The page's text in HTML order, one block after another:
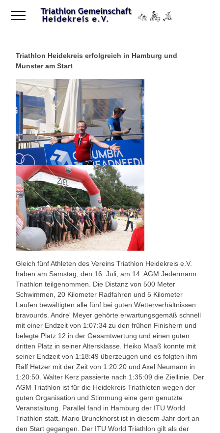
Mobile Menu Toggle
Triathlon Heidekreis erfolgreich in Hamburg und
Munster am Start
Gleich fünf Athleten des Vereins Triathlon Heidekreis e.V.
haben am Samstag, den 16. Juli, am 14. AGM Jedermann
Triathlon teilgenommen. Die Distanz von 500 Meter
Schwimmen, 20 Kilometer Radfahren und 5 Kilometer
Laufen bewältigten alle fünf bei guten Wetterverhältnissen
bravourös. Andre' Meyer gehörte erwartungsgemäß schnell
mit einer Endzeit von 1:07:34 zu den frühen Finishern und
belegte Platz 12 in der Gesamtwertung und einen guten
dritten Platz in seiner Altersklasse. Heiko Maaß konnte mit
seiner Endzeit von 1:18:49 überzeugen und es folgten ihm
Ralf Hetzer mit der Zeit von 1:20:20 und Axel Neumann in
1:20:50. Walter Kerz passierte nach 1:35:09 die Ziellinie. Der
AGM Triathlon ist für die Heidekreis Triathleten wegen der
guten Organisation und Stimmung eine gern genutzte
Veranstaltung. Parallel fand in Hamburg der ITU World
Triathlon statt. Mario Brunckhorst ist in diesem Jahr dort an
den Start gegangen. Der ITU World Triathlon gilt als der